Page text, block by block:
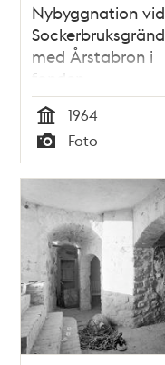
Nybyggnation vid
Sockerbruksgränd
med Årstabron i
fonden.
Tid
1964
Typ
Foto